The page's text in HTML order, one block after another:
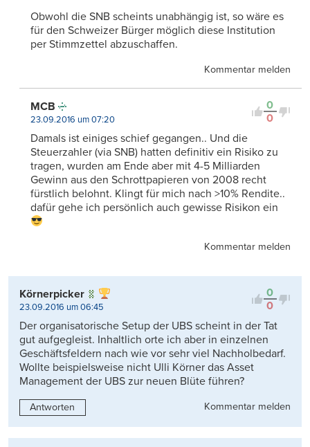
Obwohl die SNB scheints unabhängig ist, so wäre es
für den Schweizer Bürger möglich diese Institution
per Stimmzettel abzuschaffen.
Kommentar melden
0
0
MCB
23.09.2016 um 07:20
Damals ist einiges schief gegangen.. Und die
Steuerzahler (via SNB) hatten definitiv ein Risiko zu
tragen, wurden am Ende aber mit 4-5 Milliarden
Gewinn aus den Schrottpapieren von 2008 recht
fürstlich belohnt. Klingt für mich nach >10% Rendite..
dafür gehe ich persönlich auch gewisse Risikon ein
Kommentar melden
0
0
Körnerpicker
23.09.2016 um 06:45
Der organisatorische Setup der UBS scheint in der Tat
gut aufgegleist. Inhaltlich orte ich aber in einzelnen
Geschäftsfeldern nach wie vor sehr viel Nachholbedarf.
Wollte beispielsweise nicht Ulli Körner das Asset
Management der UBS zur neuen Blüte führen?
Antworten Kommentar melden